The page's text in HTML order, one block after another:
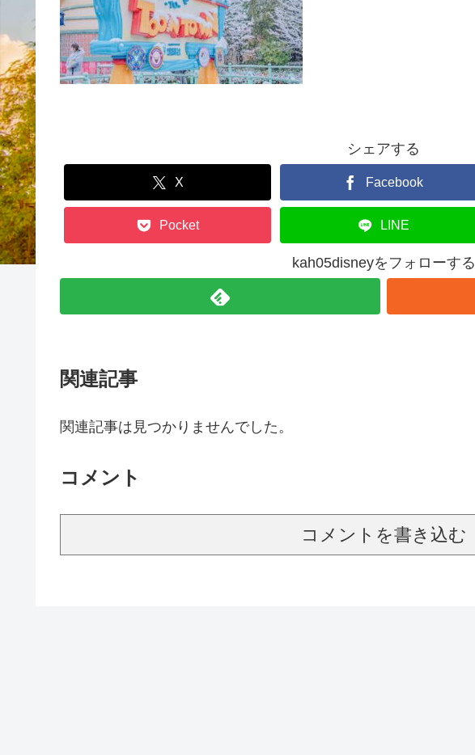
シェアする
X Facebook
Pocket LINE
kah05disneyをフォローする
関連記事
関連記事は見つかりませんでした。
コメント
コメントを書き込む